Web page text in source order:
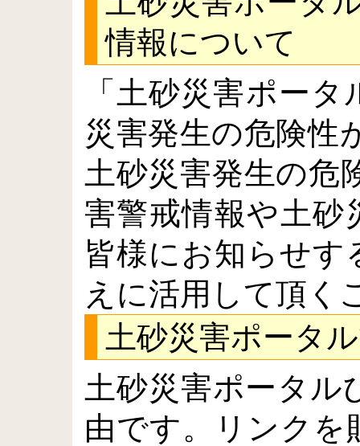
情報について
「土砂災害ポー
災害発生の危険性
土砂災害発生の危
害警戒情報や土砂
皆様にお知らせす
えに活用して頂く
土砂災害ポータ
土砂災害ポータル
由です。リンクを